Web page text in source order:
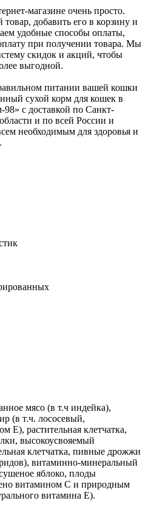
магазине очень просто.
добавить его в корзину и
удобные способы оплаты,
при получении товара. Мы
скидок и акций, чтобы
выгодной.
питании вашей кошки
сухой корм для кошек в
98» с доставкой по Санкт-
и по всей России и
необходимым для здоровья и
мясо (в т.ч индейка),
(в т.ч. лососевый,
E), растительная клетчатка,
высокоусвояемый
клетчатка, пивные дрожжи
витаминно-минеральный
яблоко, плоды
витамином С и природным
витамина Е).